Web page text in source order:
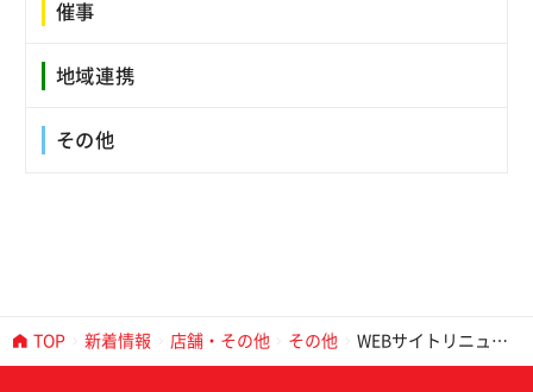
TOP 新着情報 店舗・その他 その他
WEBサイトリニュー
アルのお知らせ
催事
地域連携
その他